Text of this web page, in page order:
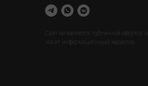
Сайт не является публичной офертой и
носит информационный характер.